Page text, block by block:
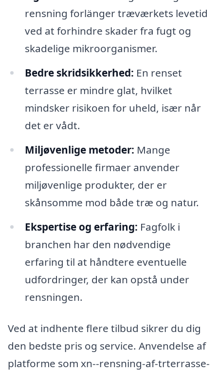
rensning forlänger træværkets levetid
ved at forhindre skader fra fugt og
skadelige mikroorganismer.
Bedre skridsikkerhed: En renset
terrasse er mindre glat, hvilket
mindsker risikoen for uheld, især når
det er vådt.
Miljøvenlige metoder: Mange
professionelle firmaer anvender
miljøvenlige produkter, der er
skånsomme mod både træ og natur.
Ekspertise og erfaring: Fagfolk i
branchen har den nødvendige
erfaring til at håndtere eventuelle
udfordringer, der kan opstå under
rensningen.
Ved at indhente flere tilbud sikrer du dig
den bedste pris og service. Anvendelse af
platforme som xn--rensning-af-trterrasse-